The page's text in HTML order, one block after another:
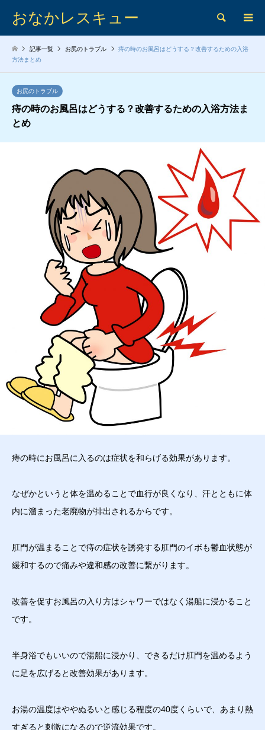
おなかレスキュー 検索
記事一覧 お尻のトラブル
痔の時のお風呂はどうする？改善するための入浴
方法まとめ
お尻のトラブル
痔の時のお風呂はどうする？改善するための入浴方法ま
とめ
痔の時にお風呂に入るのは症状を和らげる効果があります。
なぜかというと体を温めることで血行が良くなり、汗とともに体
内に溜まった老廃物が排出されるからです。
肛門が温まることで痔の症状を誘発する肛門のイボも鬱血状態が
緩和するので痛みや違和感の改善に繋がります。
改善を促すお風呂の入り方はシャワーではなく湯船に浸かること
です。
半身浴でもいいので湯船に浸かり、できるだけ肛門を温めるよう
に足を広げると改善効果があります。
お湯の温度はややぬるいと感じる程度の40度くらいで、あまり熱
すぎると刺激になるので逆流効果です。